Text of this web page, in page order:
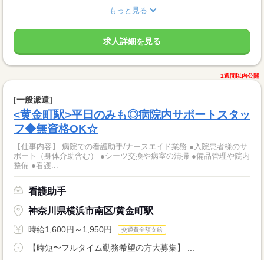
もっと見る
求人詳細を見る
1週間以内公開
[一般派遣]
<黄金町駅>平日のみも◎病院内サポートスタッ
フ◆無資格OK☆
【仕事内容】 病院での看護助手/ナースエイド業務 ●入院患者様のサ
ポート（身体介助含む） ●シーツ交換や病室の清掃 ●備品管理や院内
整備 ●看護...
看護助手
神奈川県横浜市南区/黄金町駅
時給1,600円～1,950円 交通費全額支給
【時短〜フルタイム勤務希望の方大募集】 ...